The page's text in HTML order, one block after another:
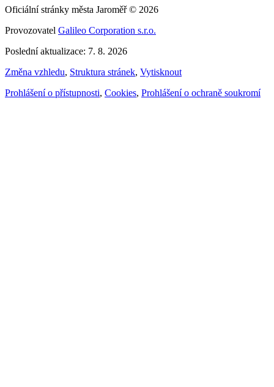
Oficiální stránky města Jaroměř © 2026
Provozovatel Galileo Corporation s.r.o.
Poslední aktualizace: 7. 8. 2026
Změna vzhledu, Struktura stránek, Vytisknout
Prohlášení o přístupnosti, Cookies, Prohlášení o ochraně soukromí